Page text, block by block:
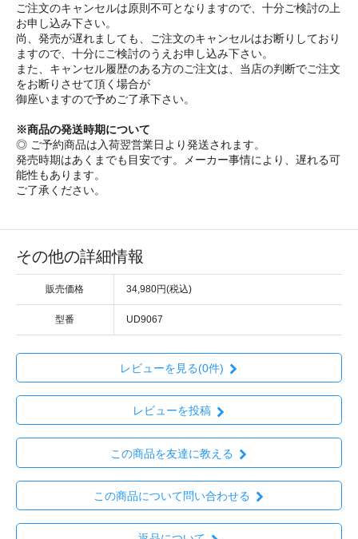
ご注文のキャンセルは原則不可となりますので、十分ご検討の上
お申し込み下さい。
尚、発売が遅れましても、ご注文のキャンセルはお断りしており
ますので、十分にご検討のうえお申し込み下さい。
また、キャンセル履歴のある方のご注文は、当店の判断でご注文
をお断りさせて頂く場合が
御座いますので予めご了承下さい。
※商品の発送時期について
◎ ご予約商品は入荷翌営業日より発送されます。
発売時期はあくまでも目安です。メーカー事情により、遅れる可
能性もあります。
ご了承ください。
その他の詳細情報
販売価格 34,980円(税込)
型番 UD9067
レビューを見る(0件)
レビューを投稿
この商品を友達に教える
この商品について問い合わせる